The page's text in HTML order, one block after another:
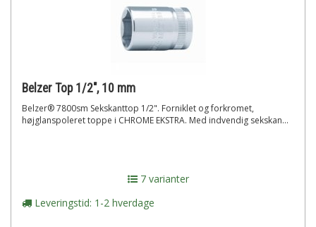
Belzer Top 1/2", 10 mm
Belzer® 7800sm Sekskanttop 1/2". Forniklet og forkromet,
højglanspoleret toppe i CHROME EKSTRA. Med indvendig sekskan...
7 varianter
Leveringstid: 1-2 hverdage